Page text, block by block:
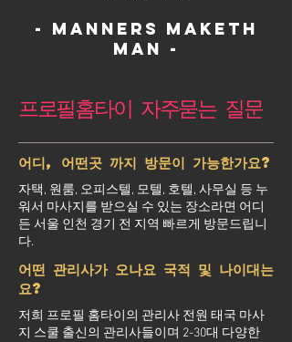
- Manners maketh
man -
프로필홈타이 자주묻는 질문
어디, 어떤곳 까지 방문이 가능한가요?
자택, 원룸, 오피스텔, 모텔, 호텔, 사무실 등 누
워서 마사지를 받으실 수 있는 장소라면 어디
든 서울 인천 경기 전 지역 빠르게 방문드립니
다.
어떤 관리사가 오나요 국적 및 나이대는
요?
저희 프로필 홈타이의 관리사 전원 태국 마사
지 스쿨 출신의 관리사들이며 2-30대 다양한